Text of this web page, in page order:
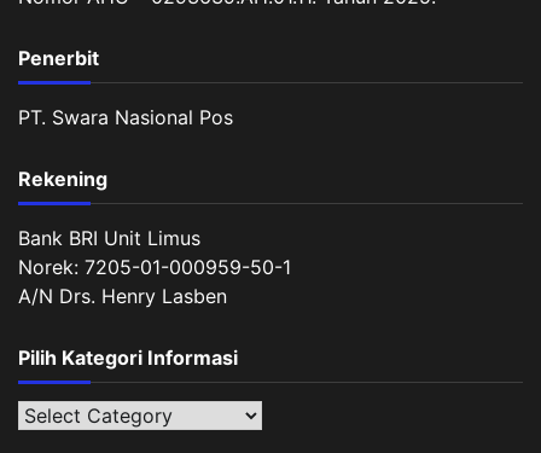
Penerbit
PT. Swara Nasional Pos
Rekening
Bank BRI Unit Limus
Norek: 7205-01-000959-50-1
A/N Drs. Henry Lasben
Pilih Kategori Informasi
Pilih